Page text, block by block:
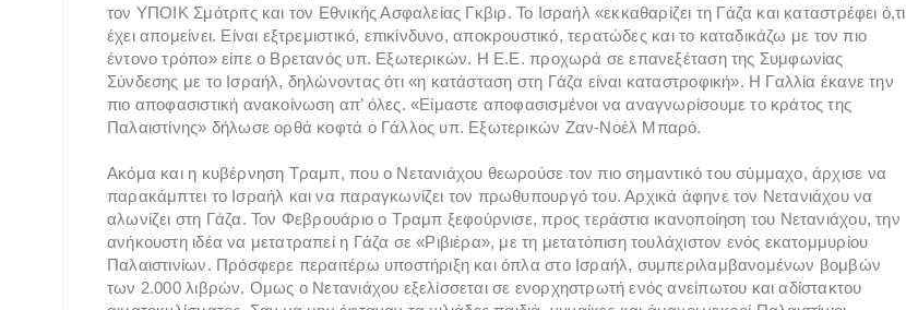
τον ΥΠΟΙΚ Σμότριτς και τον Εθνικής Ασφαλείας Γκβιρ. Το Ισραήλ «εκκαθαρίζει τη Γάζα και καταστρέφει ό,τι
έχει απομείνει. Είναι εξτρεμιστικό, επικίνδυνο, αποκρουστικό, τερατώδες και το καταδικάζω με τον πιο
έντονο τρόπο» είπε ο Βρετανός υπ. Εξωτερικών. Η Ε.Ε. προχωρά σε επανεξέταση της Συμφωνίας
Σύνδεσης με το Ισραήλ, δηλώνοντας ότι «η κατάσταση στη Γάζα είναι καταστροφική». Η Γαλλία έκανε την
πιο αποφασιστική ανακοίνωση απ’ όλες. «Είμαστε αποφασισμένοι να αναγνωρίσουμε το κράτος της
Παλαιστίνης» δήλωσε ορθά κοφτά ο Γάλλος υπ. Εξωτερικών Ζαν-Νοέλ Μπαρό.
Ακόμα και η κυβέρνηση Τραμπ, που ο Νετανιάχου θεωρούσε τον πιο σημαντικό του σύμμαχο, άρχισε να
παρακάμπτει το Ισραήλ και να παραγκωνίζει τον πρωθυπουργό του. Αρχικά άφηνε τον Νετανιάχου να
αλωνίζει στη Γάζα. Τον Φεβρουάριο ο Τραμπ ξεφούρνισε, προς τεράστια ικανοποίηση του Νετανιάχου, την
ανήκουστη ιδέα να μετατραπεί η Γάζα σε «Ριβιέρα», με τη μετατόπιση τουλάχιστον ενός εκατομμυρίου
Παλαιστινίων. Πρόσφερε περαιτέρω υποστήριξη και όπλα στο Ισραήλ, συμπεριλαμβανομένων βομβών
των 2.000 λιβρών. Ομως ο Νετανιάχου εξελίσσεται σε ενορχηστρωτή ενός ανείπωτου και αδίστακτου